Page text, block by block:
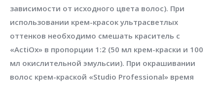
зависимости от исходного цвета волос). При
использовании крем-красок ультрасветлых
оттенков необходимо смешать краситель с
«ActiOx» в пропорции 1:2 (50 мл крем-краски и 100
мл окислительной эмульсии). При окрашивании
волос крем-краской «Studio Professional» время